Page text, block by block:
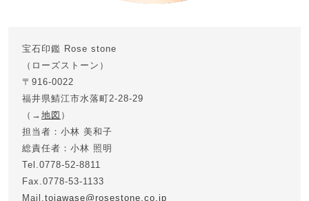
宝石印鑑 Rose stone
（ローズストーン）
〒916-0022
福井県鯖江市水落町2-28-29
（→ 地図 ）
担当者：小林 美和子
総責任者：小林 照明
Tel.0778-52-8811
Fax.0778-53-1133
Mail. toiawase@rosestone.co.jp